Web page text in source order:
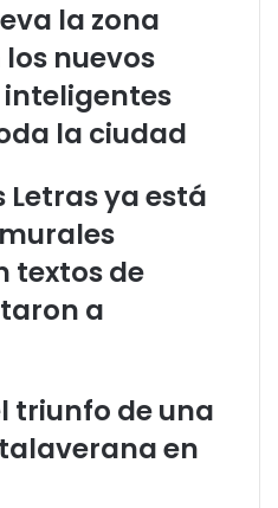
la zona
nuevos
la ciudad
Letras ya está
textos de
a
triunfo de una
en